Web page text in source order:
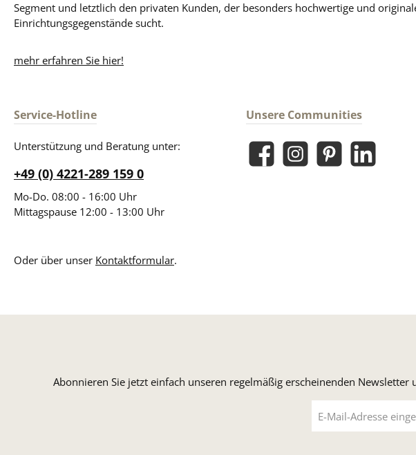
Segment und letztlich den privaten Kunden, der besonders hochwertige und
Einrichtungsgegenstände sucht.
mehr erfahren Sie hier!
Service-Hotline
Unterstützung und Beratung unter:
+49 (0) 4221-289 159 0
Mo-Do. 08:00 - 16:00 Uhr
Mittagspause 12:00 - 13:00 Uhr
Oder über unser Kontaktformular.
Unsere Communities
FacebookInstagramPinterestLinkedIn
Abonnieren Sie jetzt einfach unseren regelmäßig erscheinenden
Mail-
Adresse